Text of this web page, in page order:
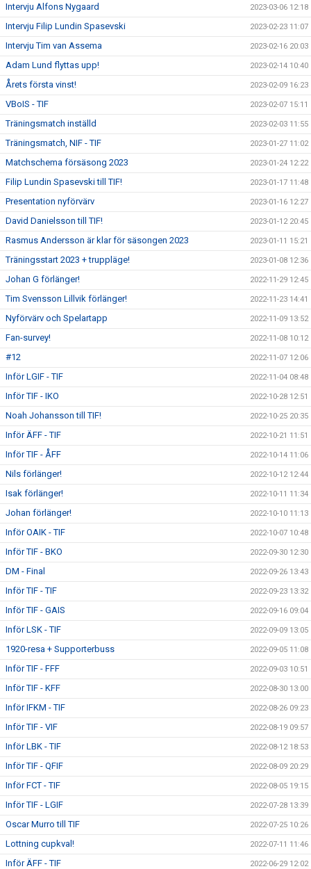
Intervju Alfons Nygaard 2023-03-06 12:18
Intervju Filip Lundin Spasevski 2023-02-23 11:07
Intervju Tim van Assema 2023-02-16 20:03
Adam Lund flyttas upp! 2023-02-14 10:40
Årets första vinst! 2023-02-09 16:23
VBoIS - TIF 2023-02-07 15:11
Träningsmatch inställd 2023-02-03 11:55
Träningsmatch, NIF - TIF 2023-01-27 11:02
Matchschema försäsong 2023 2023-01-24 12:22
Filip Lundin Spasevski till TIF! 2023-01-17 11:48
Presentation nyförvärv 2023-01-16 12:27
David Danielsson till TIF! 2023-01-12 20:45
Rasmus Andersson är klar för säsongen 2023 2023-01-11 15:21
Träningsstart 2023 + truppläge! 2023-01-08 12:36
Johan G förlänger! 2022-11-29 12:45
Tim Svensson Lillvik förlänger! 2022-11-23 14:41
Nyförvärv och Spelartapp 2022-11-09 13:52
Fan-survey! 2022-11-08 10:12
#12 2022-11-07 12:06
Inför LGIF - TIF 2022-11-04 08:48
Inför TIF - IKO 2022-10-28 12:51
Noah Johansson till TIF! 2022-10-25 20:35
Inför ÄFF - TIF 2022-10-21 11:51
Inför TIF - ÅFF 2022-10-14 11:06
Nils förlänger! 2022-10-12 12:44
Isak förlänger! 2022-10-11 11:34
Johan förlänger! 2022-10-10 11:13
Inför OAIK - TIF 2022-10-07 10:48
Inför TIF - BKO 2022-09-30 12:30
DM - Final 2022-09-26 13:43
Inför TIF - TIF 2022-09-23 13:32
Inför TIF - GAIS 2022-09-16 09:04
Inför LSK - TIF 2022-09-09 13:05
1920-resa + Supporterbuss 2022-09-05 11:08
Inför TIF - FFF 2022-09-03 10:51
Inför TIF - KFF 2022-08-30 13:00
Inför IFKM - TIF 2022-08-26 09:23
Inför TIF - VIF 2022-08-19 09:57
Inför LBK - TIF 2022-08-12 18:53
Inför TIF - QFIF 2022-08-09 20:29
Inför FCT - TIF 2022-08-05 19:15
Inför TIF - LGIF 2022-07-28 13:39
Oscar Murro till TIF 2022-07-25 10:26
Lottning cupkval! 2022-07-11 11:46
Inför ÄFF - TIF 2022-06-29 12:02